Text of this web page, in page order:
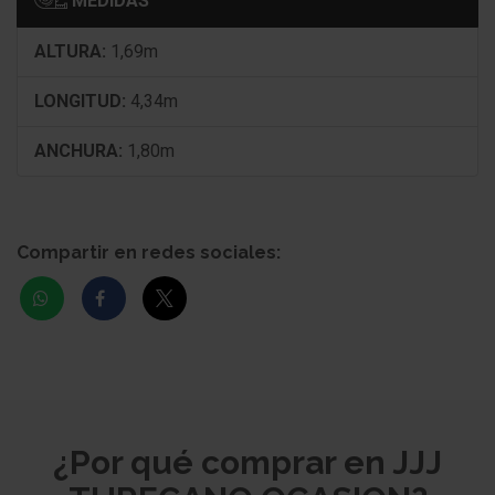
Reposacabezas detrás regulable mecánicam. (3
Cierre centralizado con Mando a distancia
ALTURA: 1,69m
LONGITUD: 4,34m
ANCHURA: 1,80m
Compartir en redes sociales:
¿Por qué comprar en JJJ